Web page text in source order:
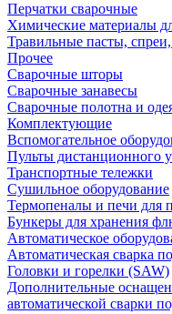
Перчатки сварочные
Химические материалы
Травильные пасты,
Прочее
Сварочные шторы
Сварочные занавесы
Сварочные полотна и
Комплектующие
Вспомогательное
Пульты дистанционного
Транспортные тележки
Сушильное оборудование
Термопеналы и печи для
Бункеры для хранения
Автоматическое
Автоматическая сварка
Головки и горелки (SAW)
Дополнительные
автоматической сварки